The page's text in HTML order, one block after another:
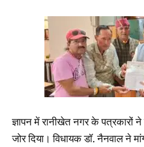
ज्ञापन में रानीखेत नगर के पत्रकारों
जोर दिया। विधायक डॉ. नैनवाल ने